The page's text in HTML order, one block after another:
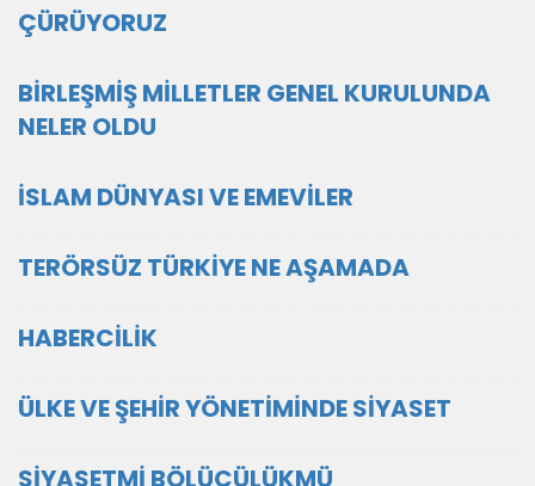
ÇÜRÜYORUZ
BİRLEŞMİŞ MİLLETLER GENEL KURULUNDA
NELER OLDU
İSLAM DÜNYASI VE EMEVİLER
TERÖRSÜZ TÜRKİYE NE AŞAMADA
HABERCİLİK
ÜLKE VE ŞEHİR YÖNETİMİNDE SİYASET
SİYASETMİ BÖLÜCÜLÜKMÜ